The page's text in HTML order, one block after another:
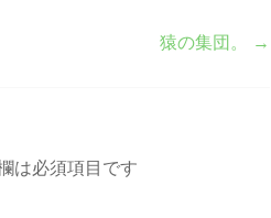
猿の集団。 →
は必須項目です